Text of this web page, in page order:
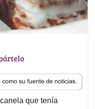
que tenía